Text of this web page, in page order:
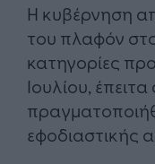
Η κυβέρνηση
του πλαφόν
κατηγορίες
Ιουλίου,
εφοδιαστικής